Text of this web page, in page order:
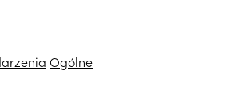
Ogólne